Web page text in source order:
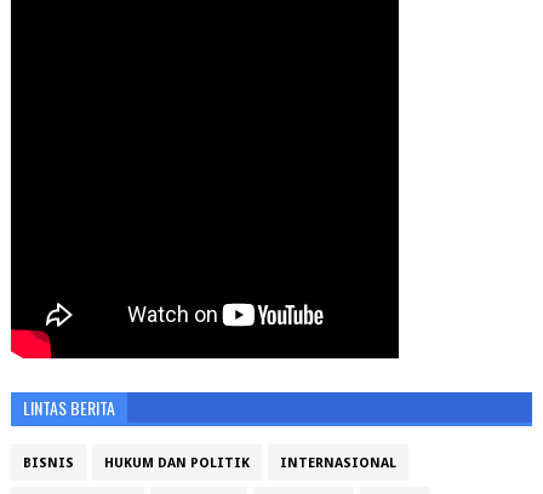
LINTAS BERITA
BISNIS HUKUM DAN POLITIK INTERNASIONAL